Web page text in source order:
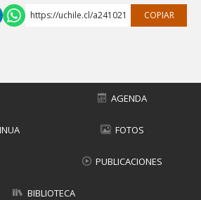
https://uchile.cl/a241021 COPIAR
AGENDA
FOTOS
PUBLICACIONES
BIBLIOTECA